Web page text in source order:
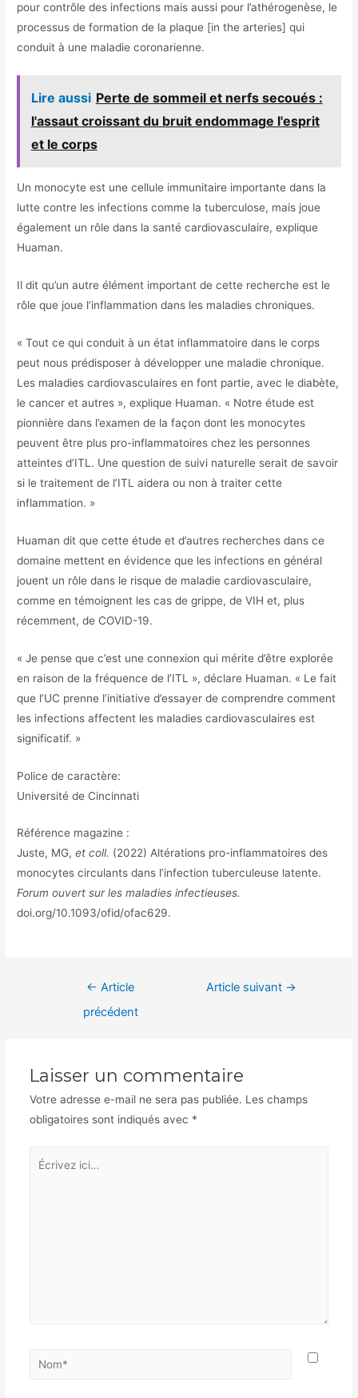
pour contrôle des infections mais aussi pour l’athérogenèse, le
processus de formation de la plaque [in the arteries] qui
conduit à une maladie coronarienne.
Lire aussi Perte de sommeil et nerfs secoués :
l'assaut croissant du bruit endommage l'esprit
et le corps
Un monocyte est une cellule immunitaire importante dans la
lutte contre les infections comme la tuberculose, mais joue
également un rôle dans la santé cardiovasculaire, explique
Huaman.
Il dit qu’un autre élément important de cette recherche est le
rôle que joue l’inflammation dans les maladies chroniques.
« Tout ce qui conduit à un état inflammatoire dans le corps
peut nous prédisposer à développer une maladie chronique.
Les maladies cardiovasculaires en font partie, avec le diabète,
le cancer et autres », explique Huaman. « Notre étude est
pionnière dans l’examen de la façon dont les monocytes
peuvent être plus pro-inflammatoires chez les personnes
atteintes d’ITL. Une question de suivi naturelle serait de savoir
si le traitement de l’ITL aidera ou non à traiter cette
inflammation. »
Huaman dit que cette étude et d’autres recherches dans ce
domaine mettent en évidence que les infections en général
jouent un rôle dans le risque de maladie cardiovasculaire,
comme en témoignent les cas de grippe, de VIH et, plus
récemment, de COVID-19.
« Je pense que c’est une connexion qui mérite d’être explorée
en raison de la fréquence de l’ITL », déclare Huaman. « Le fait
que l’UC prenne l’initiative d’essayer de comprendre comment
les infections affectent les maladies cardiovasculaires est
significatif. »
Police de caractère:
Université de Cincinnati
Référence magazine :
Juste, MG,et coll. (2022) Altérations pro-inflammatoires des
monocytes circulants dans l’infection tuberculeuse latente.
Forum ouvert sur les maladies infectieuses.
doi.org/10.1093/ofid/ofac629.
Navigation← Article
précédent
Article suivant →
Laisser un commentaire
Votre adresse e-mail ne sera pas publiée. Les champs
obligatoires sont indiqués avec *
Écrivez
Nom*